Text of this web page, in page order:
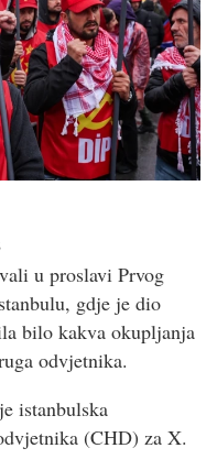
u proslavi Prvog
gdje je dio
bilo kakva okupljanja
odvjetnika.
istanbulska
(CHD) za X.